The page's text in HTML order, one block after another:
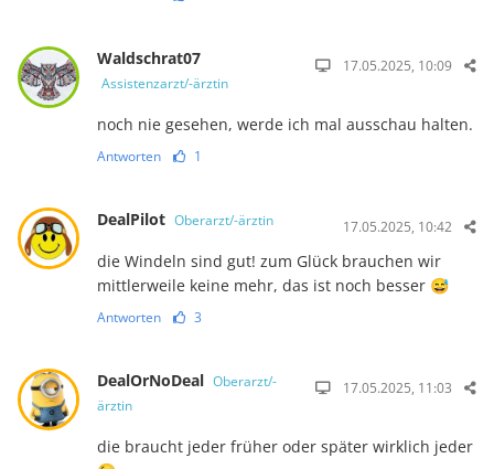
Waldschrat07
Assistenzarzt/-ärztin
17.05.2025, 10:09
noch nie gesehen, werde ich mal ausschau halten.
Antworten 1
DealPilot Oberarzt/-ärztin 17.05.2025, 10:42
die Windeln sind gut! zum Glück brauchen wir
mittlerweile keine mehr, das ist noch besser 😅
Antworten 3
DealOrNoDeal Oberarzt/-
ärztin
17.05.2025, 11:03
die braucht jeder früher oder später wirklich jeder